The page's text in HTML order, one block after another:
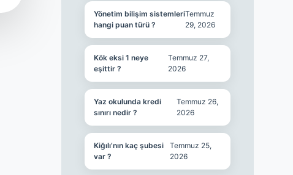
Yönetim bilişim sistemleri
hangi puan türü ?
Temmuz
29, 2026
Kök eksi 1 neye
eşittir ?
Temmuz 27,
2026
Yaz okulunda kredi
sınırı nedir ?
Temmuz 26,
2026
Kiğılı’nın kaç şubesi
var ?
Temmuz 25,
2026